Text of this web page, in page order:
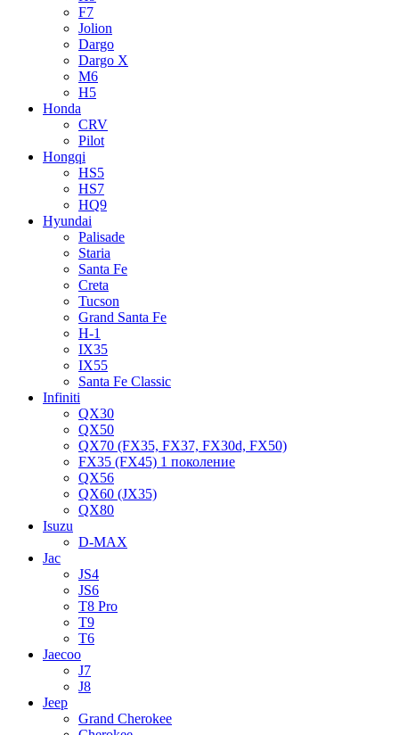
F7
Jolion
Dargo
Dargo X
M6
H5
Honda
CRV
Pilot
Hongqi
HS5
HS7
HQ9
Hyundai
Palisade
Staria
Santa Fe
Creta
Tucson
Grand Santa Fe
H-1
IX35
IX55
Santa Fe Classic
Infiniti
QX30
QX50
QX70 (FX35, FX37, FX30d, FX50)
FX35 (FX45) 1 поколение
QX56
QX60 (JX35)
QX80
Isuzu
D-MAX
Jac
JS4
JS6
T8 Pro
T9
T6
Jaecoo
J7
J8
Jeep
Grand Cherokee